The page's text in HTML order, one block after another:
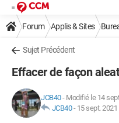
Forum Applis & Sites
Sujet Précédent
Effacer de façon
JCB40- Modifié le 14
JCB40- 15 sept. 2021